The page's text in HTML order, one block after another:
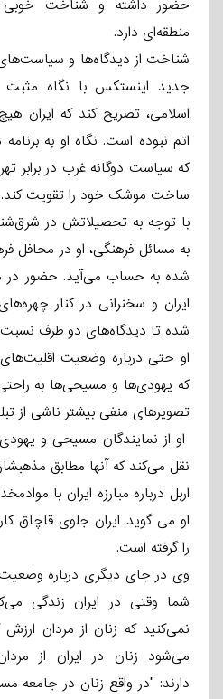
حضور داشته و شناخت خوبی
منطقه‌ای دارد.
شناخت از دیدگاه‌ها و
جدید اینستکس با نگاه مثبت
اسلامی، تصریح کند که ایران
اتم نبوده است. نگاه او به
که سیاست دوگانه غرب در برابر
ساخت موشک خود را تقویت کند.
با توجه به تحصیلاتش در
به مسائل فرهنگی، او در محافل
شده به حساب می‌آید. حضور در
ایران و سخنرانی در کنار
شده تا دیدگاه‌های دو طرف
او حتی درباره وضعیت اقلیت‌های
که یهودی‌ها و مسیحی‌ها به
تصویرهای منفی بیشتر ناشی از
او از نمایندگان مسیحی و
نقل می‌کند که آنها مطابق
اربل درباره مبارزه ایران با
او می گوید ایران جلوی قاچاق
را گرفته است.
وی در جای دیگری درباره وضعیت
شما وقتی در ایران زندگی
نمی‌کنید که زنان از مردان
می‌شود زنان در ایران از
دارند: "در واقع زنان در جامعه